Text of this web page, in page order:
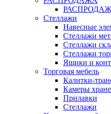
Стеллажи
Навесные
Стеллажи
Стеллажи
Стеллажи
Ящики и
Торговая мебель
Калитки-
Камеры
Прилавки
Стеллажи